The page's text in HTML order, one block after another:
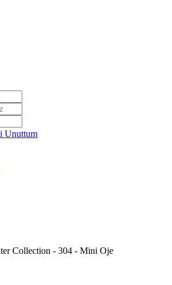
Unuttum
Collection - 304 - Mini Oje